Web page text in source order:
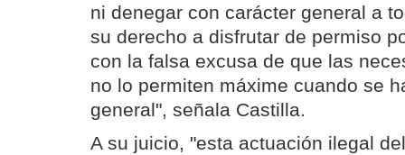
ni denegar con carácter general a
su derecho a disfrutar de permiso
con la falsa excusa de que las
no lo permiten máxime cuando se
general", señala Castilla.
A su juicio, "esta actuación ilegal